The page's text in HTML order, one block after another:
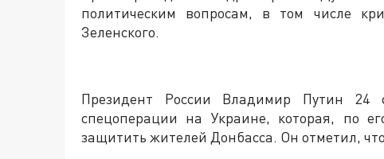
политическим вопросам, в том числе
Зеленского.
Президент России Владимир Путин 24
спецоперации на Украине, которая, по
защитить жителей Донбасса. Он отметил,